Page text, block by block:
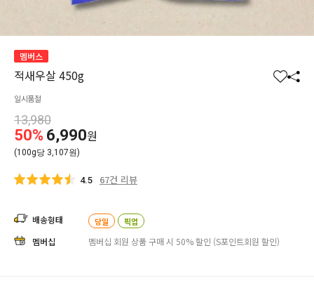
멤버스
적새우살 450g
찜 공
일시품절
13,980
50% 6,990원
(100g당 3,107원)
4.5 67건 리뷰
배송형태 당일 픽업
멤버십 멤버십 회원 상품 구매 시 50% 할인 (S포인트회원 할인)